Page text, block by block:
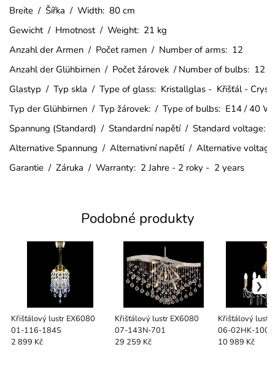
Breite / Šířka / Width: 80 cm
Gewicht / Hmotnost / Weight: 21 kg
Anzahl der Armen / Počet ramen / Number of arms: 12
Anzahl der Glühbirnen / Počet žárovek / Number of bulbs: 12
Glastyp / Typ skla / Type of glass: Kristallglas - Křišťál -
Typ der Glühbirnen / Typ žárovek: / Type of bulbs: E14 / 40 W
Spannung (Standard) / Standardní napětí / Standard voltage:
Alternative Spannung / Alternativní napětí / Alternative
Garantie / Záruka / Warranty: 2 Jahre - 2 roky - 2 years
Podobné produkty
Křišťálový lustr EX6080
01-116-184S
2 899 Kč
Křišťálový lustr EX6080
07-143N-701
29 259 Kč
Křišťálový lustr
06-02HK-100S
10 989 Kč